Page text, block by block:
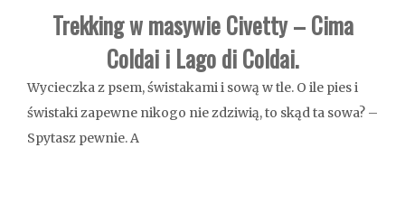
Trekking w masywie Civetty – Cima
Coldai i Lago di Coldai.
Wycieczka z psem, świstakami i sową w tle. O ile pies i
świstaki zapewne nikogo nie zdziwią, to skąd ta sowa? –
Spytasz pewnie. A